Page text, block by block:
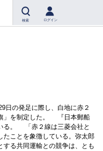
検索 ログイン
日の発足に際し、白地に赤２
」を制定した。 『日本郵船
る。 「赤２線は三菱会社と
たことを象徴している。弥太郎
る共同運輸との競争は、とも